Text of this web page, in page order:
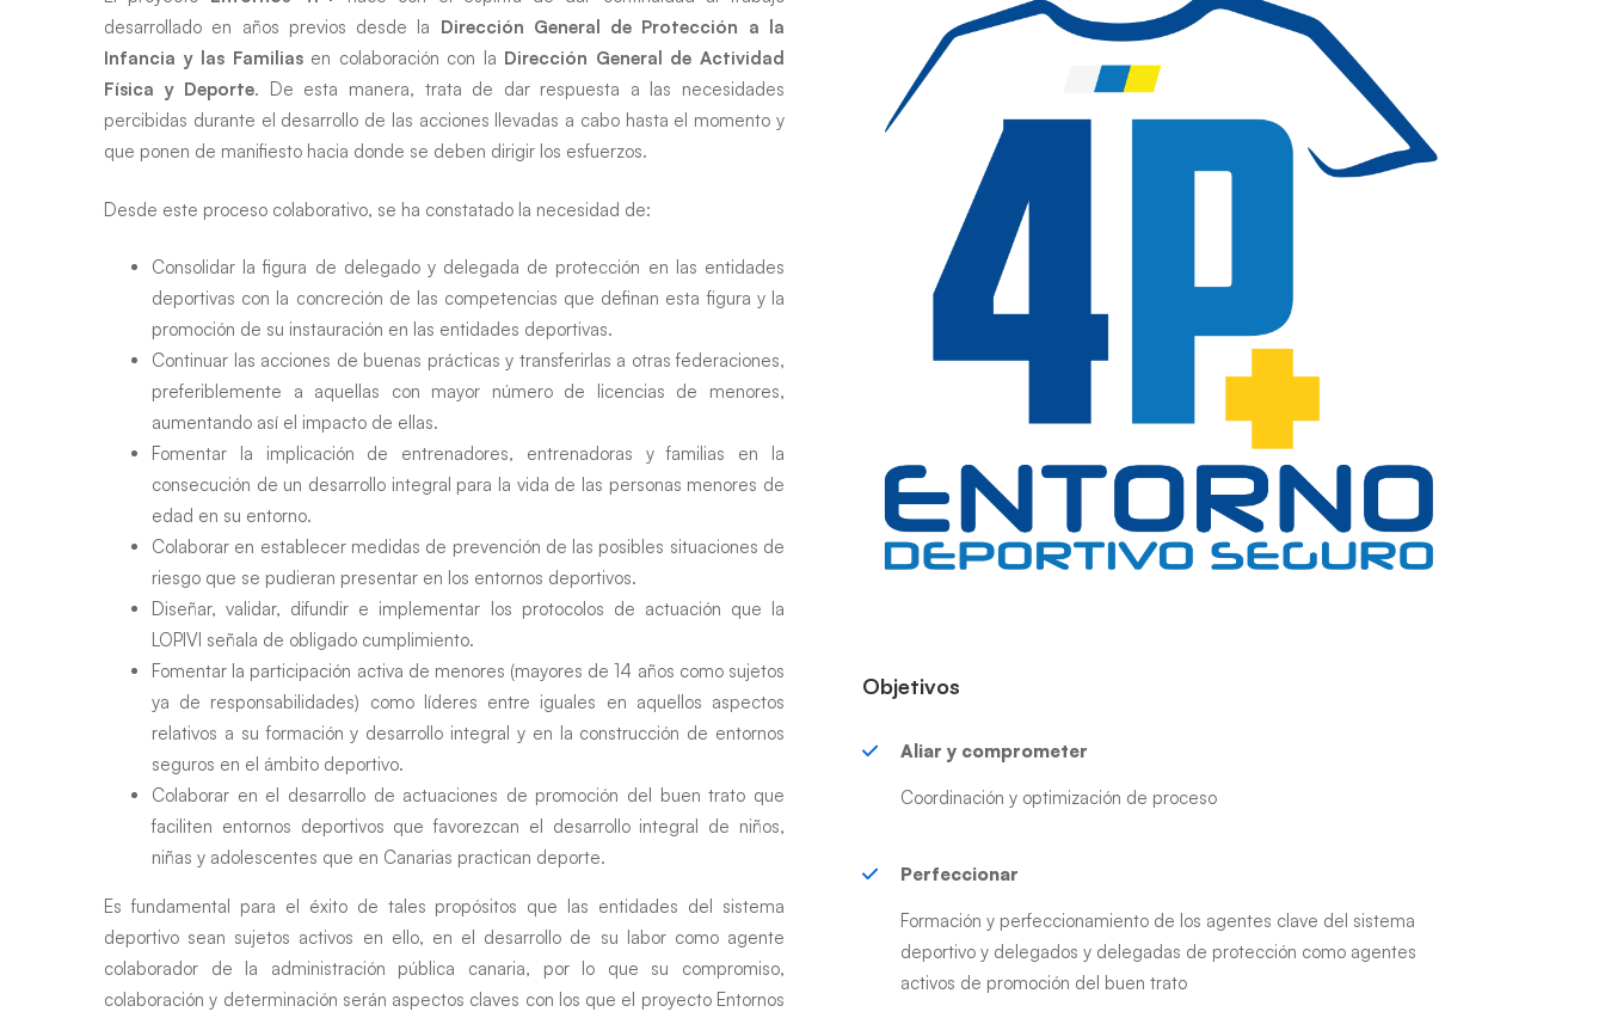
desarrollado en años previos desde la Dirección General de Protección a la
Infancia y las Familiasen colaboración con la Dirección General de Actividad
Física y Deporte. De esta manera, trata de dar respuesta a las necesidades
percibidas durante el desarrollo de las acciones llevadas a cabo hasta el momento y
que ponen de manifiesto hacia donde se deben dirigir los esfuerzos.
Desde este proceso colaborativo, se ha constatado la necesidad de:
Consolidar la figura de delegado y delegada de protección en las entidades
deportivas con la concreción de las competencias que definan esta figura y la
promoción de su instauración en las entidades deportivas.
Continuar las acciones de buenas prácticas y transferirlas a otras federaciones,
preferiblemente a aquellas con mayor número de licencias de menores,
aumentando así el impacto de ellas.
Fomentar la implicación de entrenadores, entrenadoras y familias en la
consecución de un desarrollo integral para la vida de las personas menores de
edad en su entorno.
Colaborar en establecer medidas de prevención de las posibles situaciones de
riesgo que se pudieran presentar en los entornos deportivos.
Diseñar, validar, difundir e implementar los protocolos de actuación que la
LOPIVI señala de obligado cumplimiento.
Fomentar la participación activa de menores (mayores de 14 años como sujetos
ya de responsabilidades) como líderes entre iguales en aquellos aspectos
relativos a su formación y desarrollo integral y en la construcción de entornos
seguros en el ámbito deportivo.
Colaborar en el desarrollo de actuaciones de promoción del buen trato que
faciliten entornos deportivos que favorezcan el desarrollo integral de niños,
niñas y adolescentes que en Canarias practican deporte.
Es fundamental para el éxito de tales propósitos que las entidades del sistema
deportivo sean sujetos activos en ello, en el desarrollo de su labor como agente
colaborador de la administración pública canaria, por lo que su compromiso,
colaboración y determinación serán aspectos claves con los que el proyecto Entornos
Objetivos
Aliar y comprometer
Coordinación y optimización de proceso
Perfeccionar
Formación y perfeccionamiento de los agentes clave del sistema
deportivo y delegados y delegadas de protección como agentes
activos de promoción del buen trato